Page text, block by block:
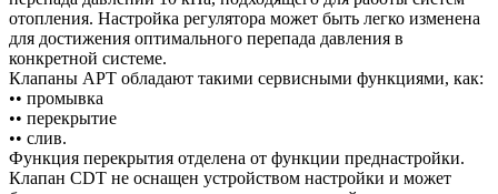
отопления. Настройка регулятора может быть легко изменена
для достижения оптимального перепада давления в
конкретной системе.
Клапаны APT обладают такими сервисными функциями, как:
•• промывка
•• перекрытие
•• слив.
Функция перекрытия отделена от функции преднастройки.
Клапан CDT не оснащен устройством настройки и может